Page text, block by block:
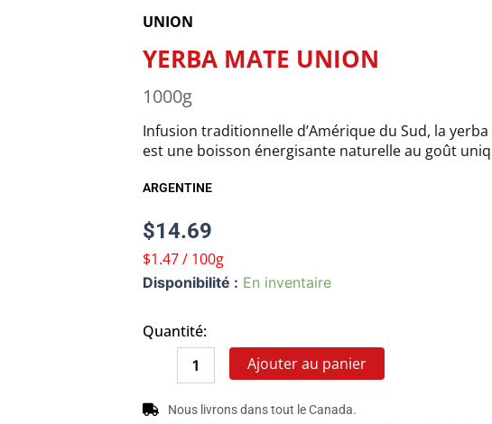
UNION
YERBA MATE UNION
1000g
Infusion traditionnelle d’Amérique du Sud, la
est une boisson énergisante naturelle au goût
ARGENTINE
$14.69
$1.47 / 100g
Disponibilité : En inventaire
Quantité:
quantité
MATE
UNION
Ajouter au panier
Nous livrons dans tout le Canada.